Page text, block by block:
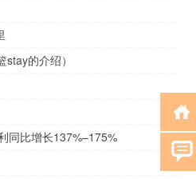
的介绍）
同比增长137%–175%